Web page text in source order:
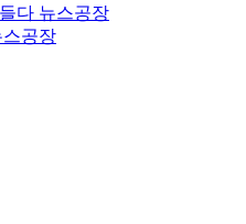
다 뉴스공장
스공장